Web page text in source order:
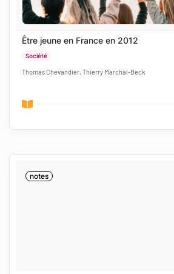
Être jeune en France en 2012
Société
Thomas Chevandier, Thierry Marchal-Beck
notes